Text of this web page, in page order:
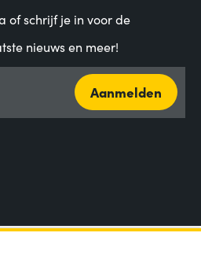
of schrijf je in voor de
nieuws en meer!
Aanmelden